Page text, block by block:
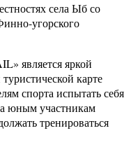
села Ыб со
угорского
является яркой
карте
спорта испытать себя
юным участникам
тренироваться